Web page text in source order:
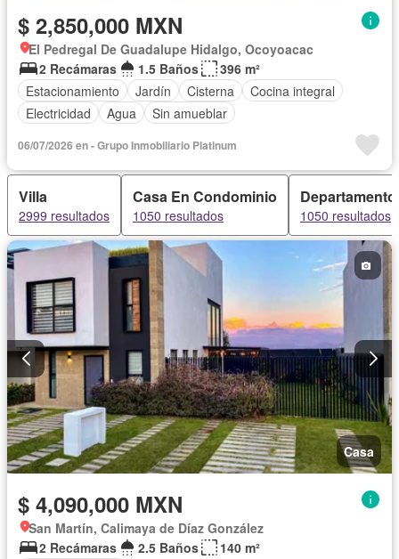
$ 2,850,000 MXN
El Pedregal De Guadalupe Hidalgo, Ocoyoacac
2 Recámaras
1.5 Baños
396 m²
Estacionamiento
Jardín Cisterna
Cocina integral
Electricidad
Agua Sin amueblar
06/07/2026 en - Grupo Inmobiliario Platinum
Villa
2999 resultados
Casa En Condominio
1050 resultados
Departamento
1050 resultados
Casa
$ 4,090,000 MXN
San Martín, Calimaya de Díaz González
2 Recámaras
2.5 Baños
140 m²